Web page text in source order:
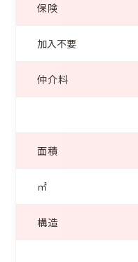
保険
加入不要
仲介料
面積
㎡
構造